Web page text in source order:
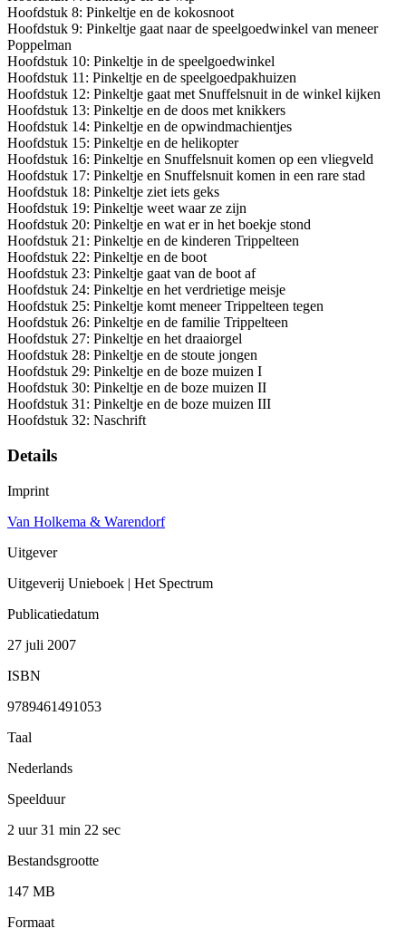
Hoofdstuk 8: Pinkeltje en de kokosnoot
Hoofdstuk 9: Pinkeltje gaat naar de speelgoedwinkel van meneer
Poppelman
Hoofdstuk 10: Pinkeltje in de speelgoedwinkel
Hoofdstuk 11: Pinkeltje en de speelgoedpakhuizen
Hoofdstuk 12: Pinkeltje gaat met Snuffelsnuit in de winkel kijken
Hoofdstuk 13: Pinkeltje en de doos met knikkers
Hoofdstuk 14: Pinkeltje en de opwindmachientjes
Hoofdstuk 15: Pinkeltje en de helikopter
Hoofdstuk 16: Pinkeltje en Snuffelsnuit komen op een vliegveld
Hoofdstuk 17: Pinkeltje en Snuffelsnuit komen in een rare stad
Hoofdstuk 18: Pinkeltje ziet iets geks
Hoofdstuk 19: Pinkeltje weet waar ze zijn
Hoofdstuk 20: Pinkeltje en wat er in het boekje stond
Hoofdstuk 21: Pinkeltje en de kinderen Trippelteen
Hoofdstuk 22: Pinkeltje en de boot
Hoofdstuk 23: Pinkeltje gaat van de boot af
Hoofdstuk 24: Pinkeltje en het verdrietige meisje
Hoofdstuk 25: Pinkeltje komt meneer Trippelteen tegen
Hoofdstuk 26: Pinkeltje en de familie Trippelteen
Hoofdstuk 27: Pinkeltje en het draaiorgel
Hoofdstuk 28: Pinkeltje en de stoute jongen
Hoofdstuk 29: Pinkeltje en de boze muizen I
Hoofdstuk 30: Pinkeltje en de boze muizen II
Hoofdstuk 31: Pinkeltje en de boze muizen III
Hoofdstuk 32: Naschrift
Details
Imprint
Van Holkema & Warendorf
Uitgever
Uitgeverij Unieboek | Het Spectrum
Publicatiedatum
27 juli 2007
ISBN
9789461491053
Taal
Nederlands
Speelduur
2 uur 31 min 22 sec
Bestandsgrootte
147 MB
Formaat